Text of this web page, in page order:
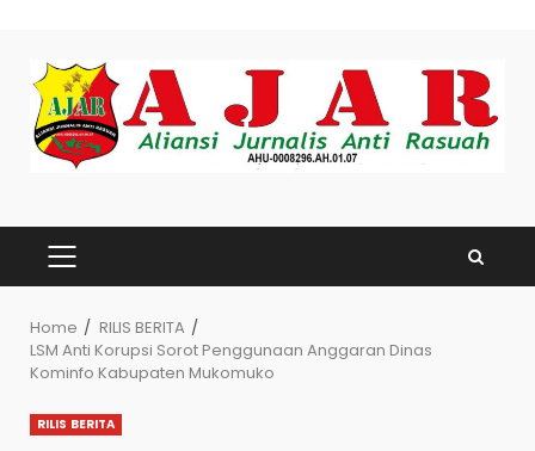
content
PRIMARY
MENU
Home
RILIS BERITA
LSM Anti Korupsi Sorot Penggunaan Anggaran Dinas
Kominfo Kabupaten Mukomuko
RILIS BERITA